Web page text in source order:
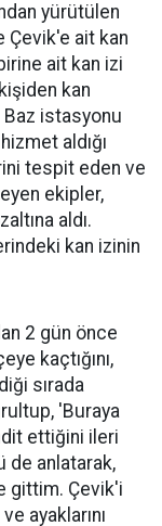
yürütülen
Çevik'e ait kan
ait kan izi
kan
Baz istasyonu
aldığı
tespit eden ve
ekipler,
aldı.
kan izinin
2 gün önce
kaçtığını,
sırada
'Buraya
ettiğini ileri
de anlatarak,
gittim. Çevik'i
ayaklarını